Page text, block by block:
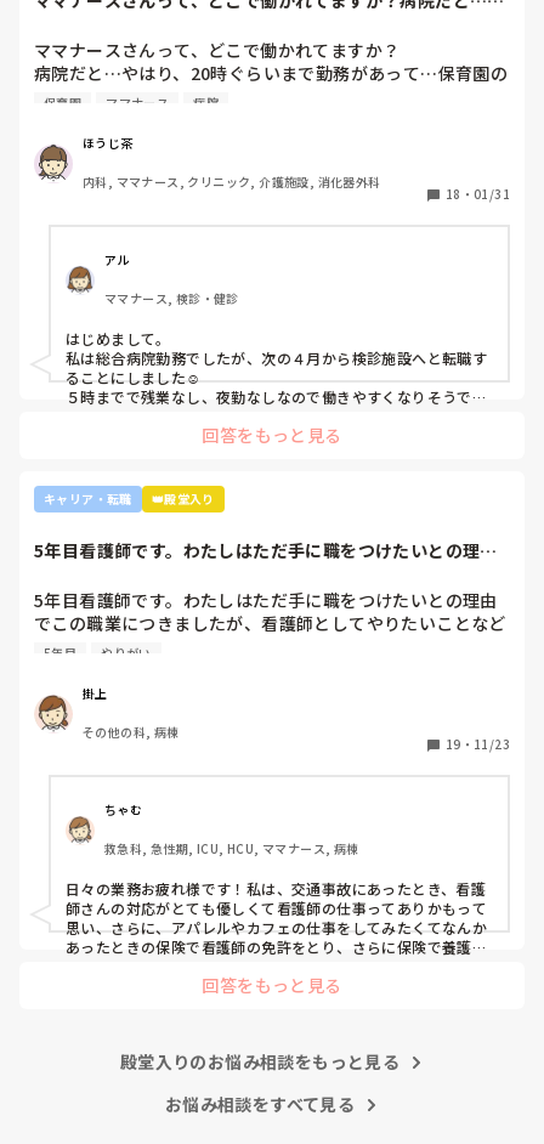
いないです。
るかな？』『自分ならそこまでされたら辞めるよ』とのこ
と。
師長さんの言ってることも確かに理解できますが
てないですし、病棟での臨床経験を積んで学んでいきたいと
気持ちがあります。
・転職する
病院も規模やいろいろ取り組んでいることが違うので、探して
みるとおもしろいですよ。ただ、転職するなら3年は基礎をつ
けてもいいのかなと思います。中途採用は即戦力を期待されま
ママナースさんって、どこで働かれてますか？
病院だと…やはり、20時ぐらいまで勤務があって…保育園の
お迎えが間に合わないことが多くて…
保育園 ママナース 病院
ほうじ茶
内科, ママナース, クリニック, 介護施設, 消化器外科
18 ・ 01/31
アル
ママナース, 検診・健診
はじめまして。
私は総合病院勤務でしたが、次の４月から検診施設へと転職す
ることにしました☺️
５時までで残業なし、夜勤なしなので働きやすくなりそうです
回答をもっと見る
キャリア・転職 👑殿堂入り
5年目看護師です。わたしはただ手に職をつけたいとの理由
5年目看護師です。わたしはただ手に職をつけたいとの理由
でこの職業につきましたが、看護師としてやりたいことなど
あまり考えたことがなく、ただ言われたことをやっているよ
続けてしまっています。
みなさんはどういったきっかけで看護師を目指したり、今の
科についていたりしますか？
笑
5年目 やりがい
掛上
その他の科, 病棟
19 ・ 11/23
ちゃむ
救急科, 急性期, ICU, HCU, ママナース, 病棟
日々の業務お疲れ様です！私は、交通事故にあったとき、看護
師さんの対応がとても優しくて看護師の仕事ってありかもって
思い、さらに、アパレルやカフェの仕事をしてみたくてなんか
あったときの保険で看護師の免許をとり、さらに保険で養護教
回答をもっと見る
殿堂入りのお悩み相談をもっと見る
お悩み相談をすべて見る